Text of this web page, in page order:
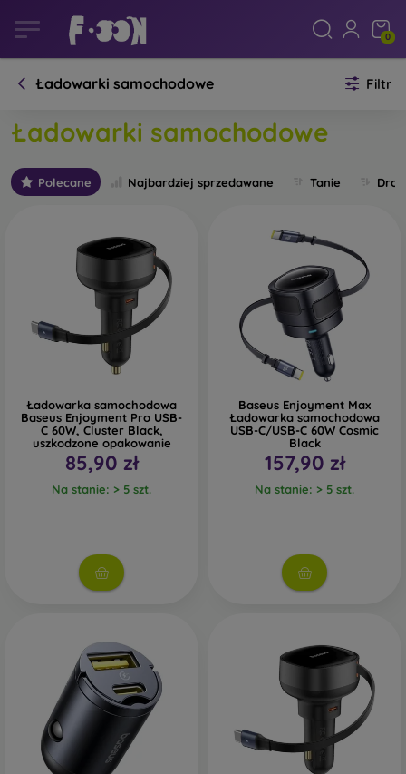
0
Ładowarki samochodowe Filtr
Ładowarki samochodowe
Polecane Najbardziej sprzedawane Tanie
Ładowarka samochodowa
Baseus Enjoyment Pro USB-
C 60W, Cluster Black,
uszkodzone opakowanie
85,90 zł
Na stanie: > 5 szt.
Baseus Enjoyment Max
Ładowarka samochodowa
USB-C/USB-C 60W Cosmic
Black
157,90 zł
Na stanie: > 5 szt.